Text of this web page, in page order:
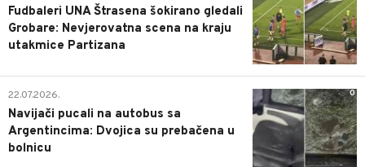
Fudbaleri UNA Štrasena šokirano gledali
Grobare: Nevjerovatna scena na kraju
utakmice Partizana
0
22.07.2026.
Navijači pucali na autobus sa
Argentincima: Dvojica su prebačena u
bolnicu